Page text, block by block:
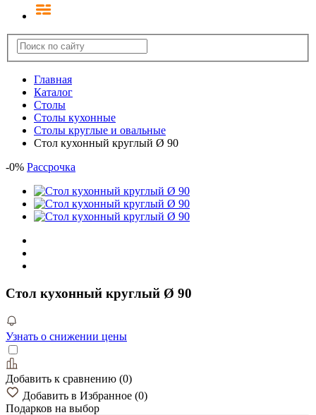
Главная
Каталог
Столы
Столы кухонные
Столы круглые и овальные
Стол кухонный круглый Ø 90
-0% Рассрочка
Стол кухонный круглый Ø 90
Узнать о снижении цены
Добавить к сравнению (0)
Добавить в Избранное (0)
Подарков на выбор